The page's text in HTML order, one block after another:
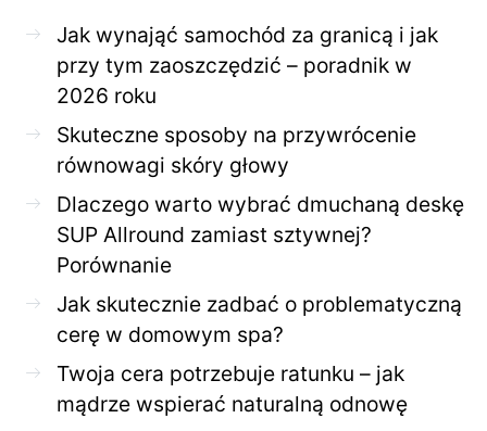
Jak wynająć samochód za granicą i jak
przy tym zaoszczędzić – poradnik w
2026 roku
Skuteczne sposoby na przywrócenie
równowagi skóry głowy
Dlaczego warto wybrać dmuchaną deskę
SUP Allround zamiast sztywnej?
Porównanie
Jak skutecznie zadbać o problematyczną
cerę w domowym spa?
Twoja cera potrzebuje ratunku – jak
mądrze wspierać naturalną odnowę